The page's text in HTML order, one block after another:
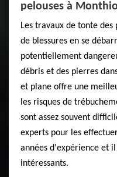
pelouses à
Les travaux de tonte
de blessures en se
potentiellement
débris et des pierres
et plane offre une
les risques de
sont assez souvent
experts pour les
années d'expérience et
intéressants.